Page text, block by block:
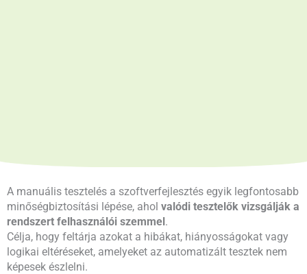
A manuális tesztelés a szoftverfejlesztés egyik legfontosabb
minőségbiztosítási lépése, ahol valódi tesztelők vizsgálják a
rendszert felhasználói szemmel.
Célja, hogy feltárja azokat a hibákat, hiányosságokat vagy
logikai eltéréseket, amelyeket az automatizált tesztek nem
képesek észlelni.